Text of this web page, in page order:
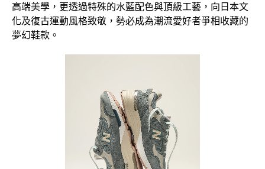
高端美學，更透過特殊的水藍配色與頂級工藝，向日本文
化及復古運動風格致敬，勢必成為潮流愛好者爭相收藏的
夢幻鞋款。